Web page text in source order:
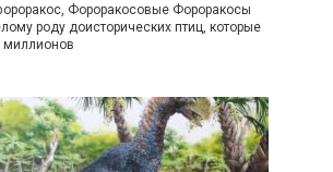
Фороракосовые Фороракосы
роду доисторических птиц, которые